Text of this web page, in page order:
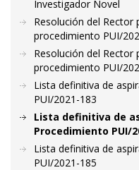
Investigador Novel
Resolución del Rector
procedimiento PUI/
Resolución del Rector
procedimiento PUI/
Lista definitiva de
PUI/2021-183
Lista definitiva de
Procedimiento PUI/
Lista definitiva de
PUI/2021-185